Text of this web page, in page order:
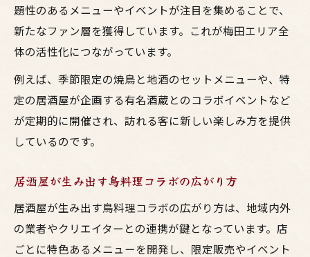
題性のあるメニューやイベントが注目を集めることで、
新たなファン層を獲得しています。これが梅田エリア全
体の活性化につながっています。
例えば、季節限定の焼鳥と地酒のセットメニューや、特
定の居酒屋が企画する有名酒蔵とのコラボイベントなど
が定期的に開催され、訪れる客に新しい楽しみ方を提供
しているのです。
居酒屋が生み出す鳥料理コラボの広がり方
居酒屋が生み出す鳥料理コラボの広がり方は、地域内外
の業者やクリエイターとの連携が鍵となっています。店
ごとに特色あるメニューを開発し、限定販売やイベント